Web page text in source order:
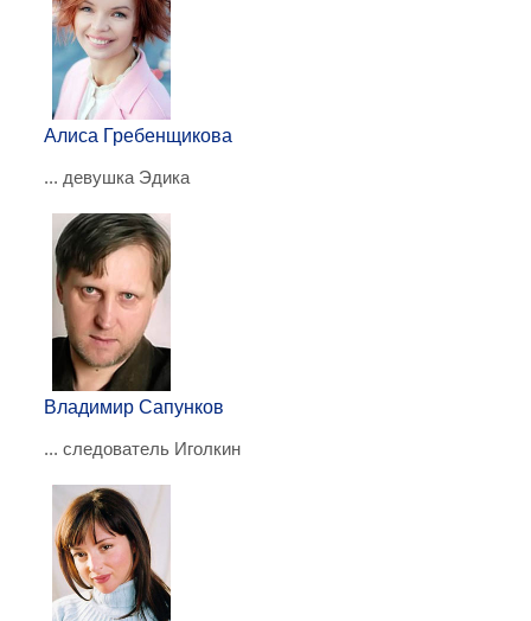
Алиса Гребенщикова
... девушка Эдика
Владимир Сапунков
... следователь Иголкин